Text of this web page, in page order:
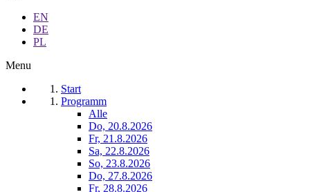
EN
DE
PL
Menu
Start
Programm
Alle
Do, 20.8.2026
Fr, 21.8.2026
Sa, 22.8.2026
So, 23.8.2026
Do, 27.8.2026
Fr, 28.8.2026